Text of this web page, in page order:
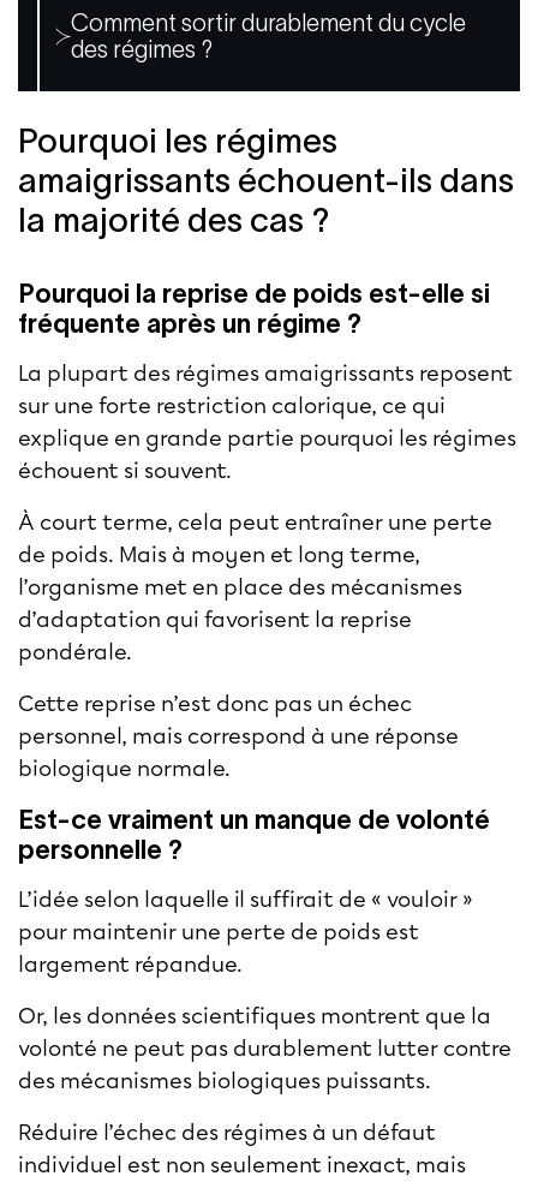
Comment sortir durablement du cycle
des régimes ?
Pourquoi les régimes
amaigrissants échouent-ils dans
la majorité des cas ?
Pourquoi la reprise de poids est-elle si
fréquente après un régime ?
La plupart des régimes amaigrissants reposent
sur une forte restriction calorique, ce qui
explique en grande partie pourquoi les régimes
échouent si souvent.
À court terme, cela peut entraîner une perte
de poids. Mais à moyen et long terme,
l’organisme met en place des mécanismes
d’adaptation qui favorisent la reprise
pondérale.
Cette reprise n’est donc pas un échec
personnel, mais correspond à une réponse
biologique normale.
Est-ce vraiment un manque de volonté
personnelle ?
L’idée selon laquelle il suffirait de « vouloir »
pour maintenir une perte de poids est
largement répandue.
Or, les données scientifiques montrent que la
volonté ne peut pas durablement lutter contre
des mécanismes biologiques puissants.
Réduire l’échec des régimes à un défaut
individuel est non seulement inexact, mais